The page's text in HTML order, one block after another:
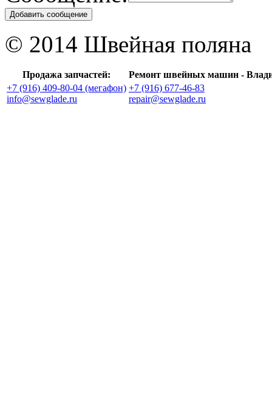
Добавить сообщение
© 2014 Швейная поляна
Продажа запчастей:
Ремонт швейных машин -
+7 (916) 409-80-04 (мегафон)
info@sewglade.ru
+7 (916) 677-46-83
repair@sewglade.ru